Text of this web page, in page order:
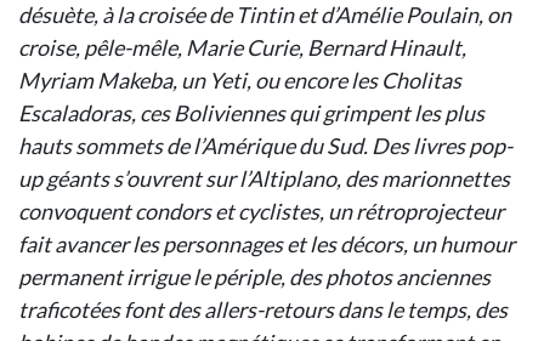
désuète, à la croisée de Tintin et d’Amélie Poulain, on
croise, pêle-mêle, Marie Curie, Bernard Hinault,
Myriam Makeba, un Yeti, ou encore les Cholitas
Escaladoras, ces Boliviennes qui grimpent les plus
hauts sommets de l’Amérique du Sud. Des livres pop-
up géants s’ouvrent sur l’Altiplano, des marionnettes
convoquent condors et cyclistes, un rétroprojecteur
fait avancer les personnages et les décors, un humour
permanent irrigue le périple, des photos anciennes
traficotées font des allers-retours dans le temps, des